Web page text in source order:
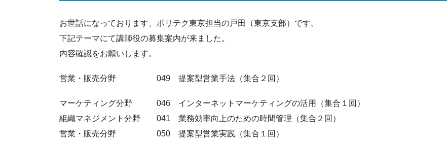
お世話になっております、ポリテク東京担当の戸田（東京支部）です。
下記テーマにて講師役の募集案内が来ました。
内容確認をお願いします。
営業・販売分野 049 提案型営業手法（集合２回）
マーケティング分野 046 インターネットマーケティングの活用（集合１回）
組織マネジメント分野 041 業務効率向上のための時間管理（集合２回）
営業・販売分野 050 提案型営業実践（集合１回）